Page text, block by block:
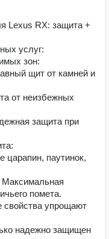
Lexus RX: защита +
услуг:
зон:
щит от камней и
от неизбежных
защита при
царапин, паутинок,
Максимальная
помета.
свойства упрощают
надежно защищен